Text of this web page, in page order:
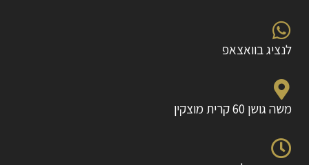
לנציג בוואצאפ
משה גושן 60 קרית מוצקין